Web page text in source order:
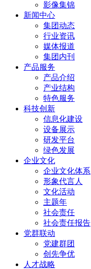
影像集锦
新闻中心
集团动态
行业资讯
媒体报道
集团内刊
产品服务
产品介绍
产业结构
特色服务
科技创新
信息化建设
设备展示
研发平台
绿色发展
企业文化
企业文化体系
形象代言人
文化活动
主题年
社会责任
社会责任报告
党群联动
党建群团
创先争优
人才战略